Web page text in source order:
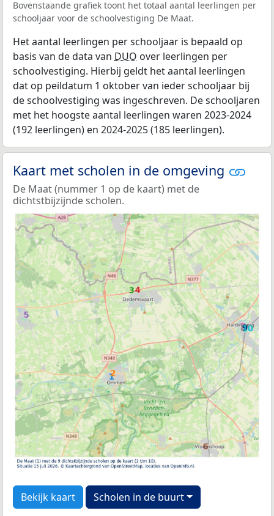
Bovenstaande grafiek toont het totaal aantal leerlingen per
schooljaar voor de schoolvestiging De Maat.
Het aantal leerlingen per schooljaar is bepaald op
basis van de data van DUO over leerlingen per
schoolvestiging. Hierbij geldt het aantal leerlingen
dat op peildatum 1 oktober van ieder schooljaar bij
de schoolvestiging was ingeschreven. De schooljaren
met het hoogste aantal leerlingen waren 2023-2024
(192 leerlingen) en 2024-2025 (185 leerlingen).
Kaart met scholen in de omgeving
De Maat (nummer 1 op de kaart) met de
dichtstbijzijnde scholen.
Bekijk kaart Scholen in de buurt